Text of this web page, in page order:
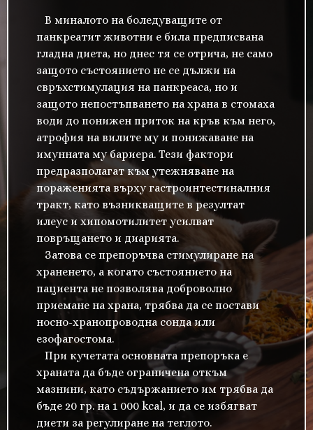
В миналото на боледуващите от
панкреатит животни е била предписвана
гладна диета, но днес тя се отрича, не само
защото състоянието не се дължи на
свръхстимулация на панкреаса, но и
защото непостъпването на храна в стомаха
води до понижен приток на кръв към него,
атрофия на вилите му и понижаване на
имунната му бариера. Тези фактори
предразполагат към утежняване на
пораженията върху гастроинтестиналния
тракт, като възникващите в резултат
илеус и хипомотилитет усилват
повръщането и диарията.
Затова се препоръчва стимулиране на
храненето, а когато състоянието на
пациента не позволява доброволно
приемане на храна, трябва да се постави
носно-хранопроводна сонда или
езофагостома.
При кучетата основната препоръка е
храната да бъде ограничена откъм
мазнини, като съдържанието им трябва да
бъде 20 гр. на 1 000 kcal, и да се избягват
диети за регулиране на теглото.